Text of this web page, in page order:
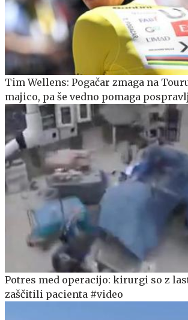
Tim Wellens: Pogačar zmaga na
majico, pa še vedno pomaga
Potres med operacijo: kirurgi so z
zaščitili pacienta #video